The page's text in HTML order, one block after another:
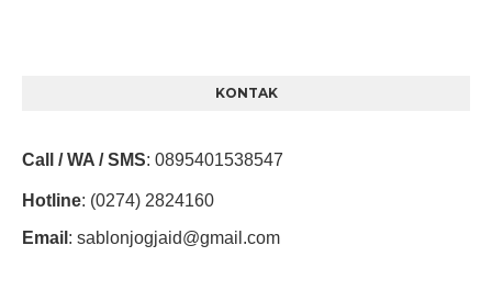
KONTAK
Call / WA / SMS: 0895401538547
Hotline: (0274) 2824160
Email : sablonjogjaid@gmail.com